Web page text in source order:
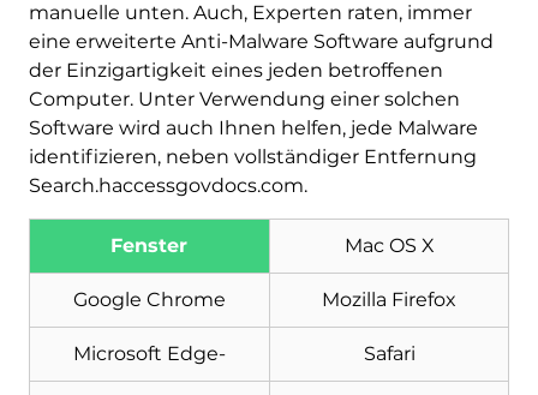
manuelle unten. Auch, Experten raten, immer
eine erweiterte Anti-Malware Software aufgrund
der Einzigartigkeit eines jeden betroffenen
Computer. Unter Verwendung einer solchen
Software wird auch Ihnen helfen, jede Malware
identifizieren, neben vollständiger Entfernung
Search.haccessgovdocs.com.
Fenster Mac OS X
Google Chrome Mozilla Firefox
Microsoft Edge- Safari
Herunterladen
Malware Removal Tool